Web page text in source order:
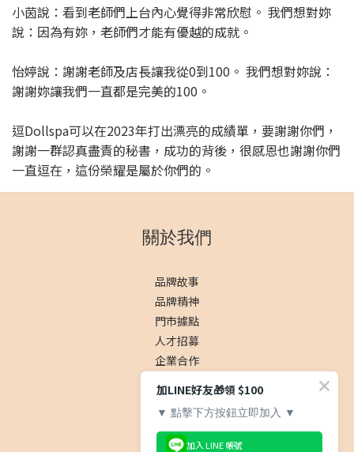
小茵說：看到老師們上台內心覺得非常欣慰。 我們想對妳
說：因為有妳，老師們才能有優越的成就。
怡婷說：謝謝老師及店長讓我從0到100。 我們想對妳說：
謝謝妳讓我們一直都是完美的100。
逗Dollspa可以在2023年打出漂亮的成績單，要謝謝你們，
謝謝一群認真盡責的秘書，成功的背後，很感恩也謝謝你們
一直逗在，這份榮耀是屬於你們的。
關於我們
品牌故事
品牌精神
門市據點
人才招募
企業合作
社群
加LINE好友🎁領 $100
▼ 點擊下方按鈕立即加入 ▼
加入 LINE 帳號